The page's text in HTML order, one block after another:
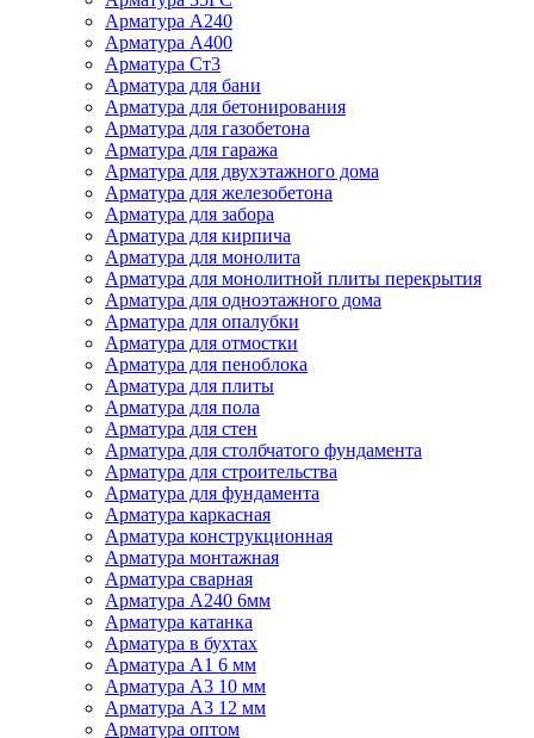
Арматура А240
Арматура А400
Арматура Ст3
Арматура для бани
Арматура для бетонирования
Арматура для газобетона
Арматура для гаража
Арматура для двухэтажного дома
Арматура для железобетона
Арматура для забора
Арматура для кирпича
Арматура для монолита
Арматура для монолитной плиты перекрытия
Арматура для одноэтажного дома
Арматура для опалубки
Арматура для отмостки
Арматура для пеноблока
Арматура для плиты
Арматура для пола
Арматура для стен
Арматура для столбчатого фундамента
Арматура для строительства
Арматура для фундамента
Арматура каркасная
Арматура конструкционная
Арматура монтажная
Арматура сварная
Арматура А240 6мм
Арматура катанка
Арматура в бухтах
Арматура А1 6 мм
Арматура А3 10 мм
Арматура А3 12 мм
Арматура оптом